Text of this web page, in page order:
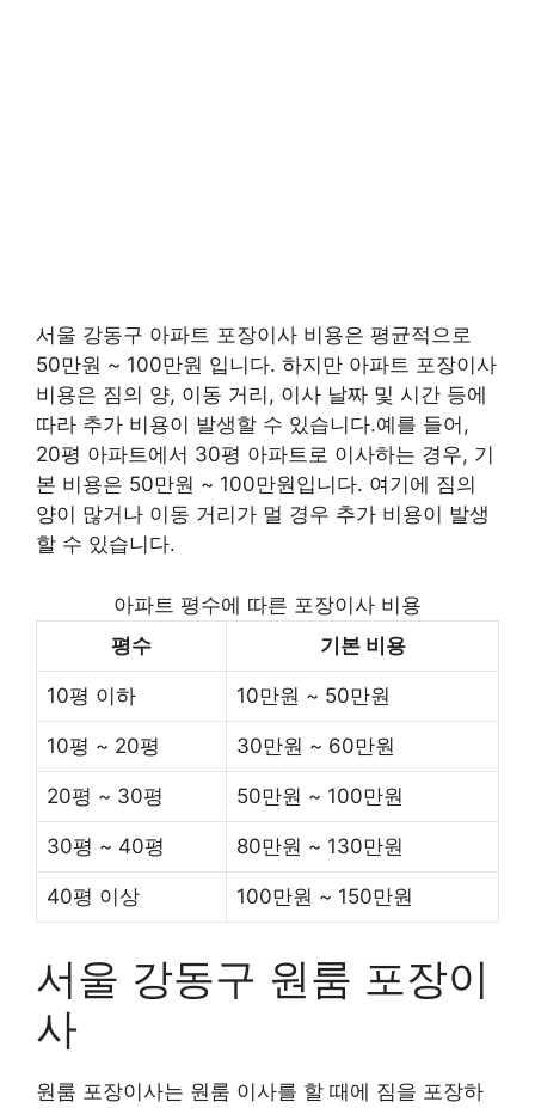
서울 강동구 아파트 포장이사 비용은 평균적으로
50만원 ~ 100만원 입니다. 하지만 아파트 포장이사
비용은 짐의 양, 이동 거리, 이사 날짜 및 시간 등에
따라 추가 비용이 발생할 수 있습니다.예를 들어,
20평 아파트에서 30평 아파트로 이사하는 경우, 기
본 비용은 50만원 ~ 100만원입니다. 여기에 짐의
양이 많거나 이동 거리가 멀 경우 추가 비용이 발생
할 수 있습니다.
아파트 평수에 따른 포장이사 비용
평수
기본 비용
10평 이하 10만원 ~ 50만원
10평 ~ 20평 30만원 ~ 60만원
20평 ~ 30평 50만원 ~ 100만원
30평 ~ 40평 80만원 ~ 130만원
40평 이상 100만원 ~ 150만원
서울 강동구 원룸 포장이
사
원룸 포장이사는 원룸 이사를 할 때에 짐을 포장하